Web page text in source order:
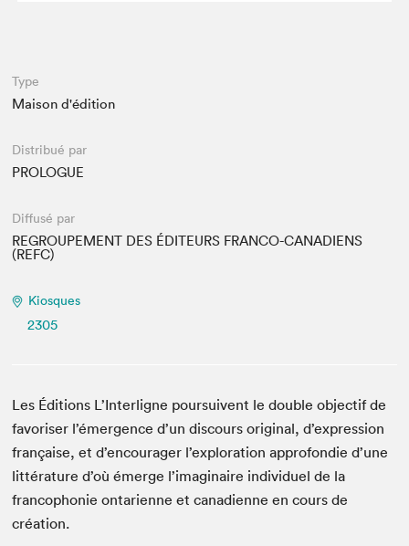
Type
Maison d'édition
Distribué par
PROLOGUE
Diffusé par
REGROUPEMENT DES ÉDITEURS FRANCO-CANADIENS
(REFC)
Kiosques
2305
Les Éditions L’Interligne poursuivent le double objectif de
favoriser l’émergence d’un discours original, d’expression
française, et d’encourager l’exploration approfondie d’une
littérature d’où émerge l’imaginaire individuel de la
francophonie ontarienne et canadienne en cours de
création.